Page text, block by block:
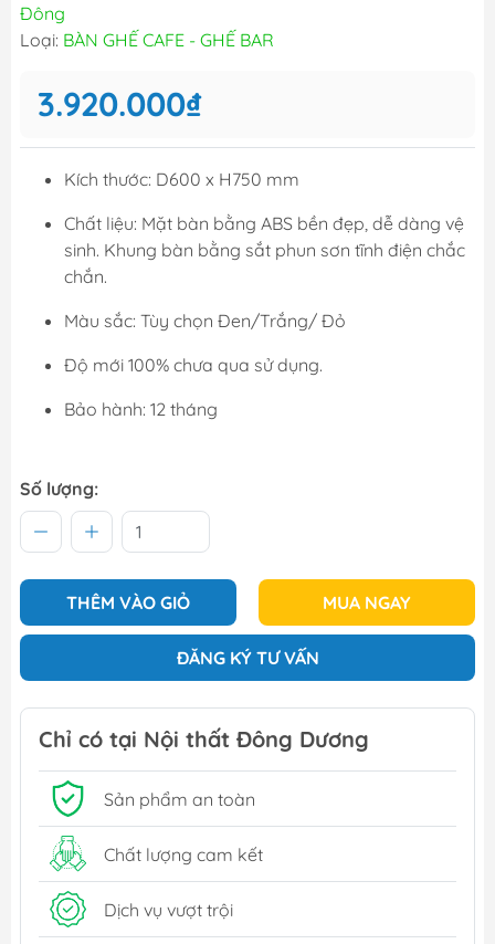
Đông
Loại: BÀN GHẾ CAFE - GHẾ BAR
3.920.000₫
Kích thước: D600 x H750 mm
Chất liệu: Mặt bàn bằng ABS bền đẹp, dễ dàng vệ
sinh. Khung bàn bằng sắt phun sơn tĩnh điện chắc
chắn.
Màu sắc: Tùy chọn Đen/Trắng/ Đỏ
Độ mới 100% chưa qua sử dụng.
Bảo hành: 12 tháng
Số lượng:
THÊM VÀO GIỎ MUA NGAY
ĐĂNG KÝ TƯ VẤN
Chỉ có tại Nội thất Đông Dương
Sản phẩm an toàn
Chất lượng cam kết
Dịch vụ vượt trội